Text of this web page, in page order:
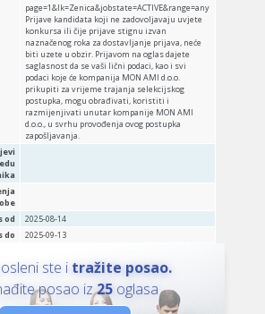
page=1&lk=Zenica&jobstate=ACTIVE&range=any
Prijave kandidata koji ne zadovoljavaju uvjete
konkursa ili čije prijave stignu izvan
naznačenog roka za dostavljanje prijava, neće
biti uzete u obzir. Prijavom na oglas dajete
saglasnost da se vaši lični podaci, kao i svi
podaci koje će kompanija MON AMI d.o.o.
prikupiti za vrijeme trajanja selekcijskog
postupka, mogu obrađivati, koristiti i
razmijenjivati unutar kompanije MON AMI
d.o.o., u svrhu provođenja ovog postupka
zapošljavanja.
od
2025-08-14
do
2025-09-13
ste i tražite posao.
posao iz25oglasa